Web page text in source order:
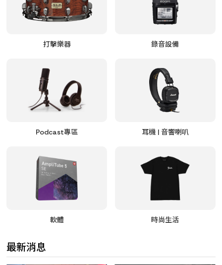
打擊樂器 錄音設備
Podcast專區 耳機 | 音響喇叭
軟體 時尚生活
最新消息